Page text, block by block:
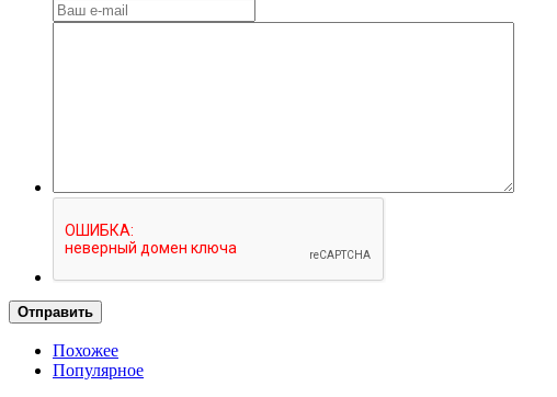
Отправить
Похожее
Популярное